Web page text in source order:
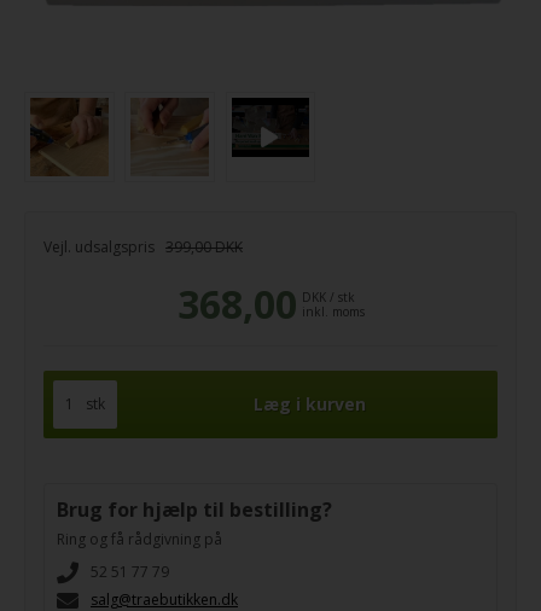
Vejl. udsalgspris 399,00 DKK
368,00 DKK/ stk
inkl. moms
stk
Brug for hjælp til bestilling?
Ring og få rådgivning på
52 51 77 79
salg@traebutikken.dk